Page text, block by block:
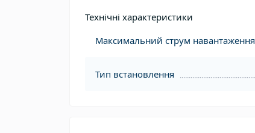
Технічні характеристики
Максимальний струм навантаження
Тип встановлення